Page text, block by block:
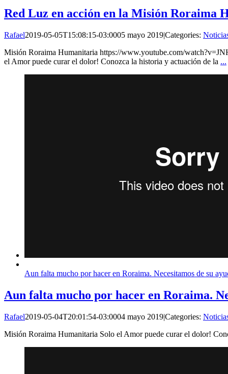
Red Luz en acción en la Misión Roraima
Rafael2019-05-05T15:08:15-03:0005 mayo 2019|Categories:
Misión Roraima Humanitaria https://www.youtube.com/
el Amor puede curar el dolor! Conozca la historia y actuación de la ...
Aun falta mucho por hacer en Roraima. Necesitamos de su
Aun falta mucho por hacer en Roraima.
Rafael2019-05-04T20:01:54-03:0004 mayo 2019|Categories:
Misión Roraima Humanitaria Solo el Amor puede curar el dolor!